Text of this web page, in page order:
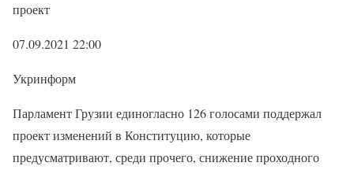
проект
07.09.2021 22:00
Укринформ
Парламент Грузии единогласно 126 голосами поддержал
проект изменений в Конституцию, которые
предусматривают, среди прочего, снижение проходного